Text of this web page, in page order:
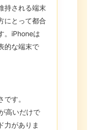
持される端末
にとって都合
。iPhoneは
的な端末で
す。
高いだけで
力がありま